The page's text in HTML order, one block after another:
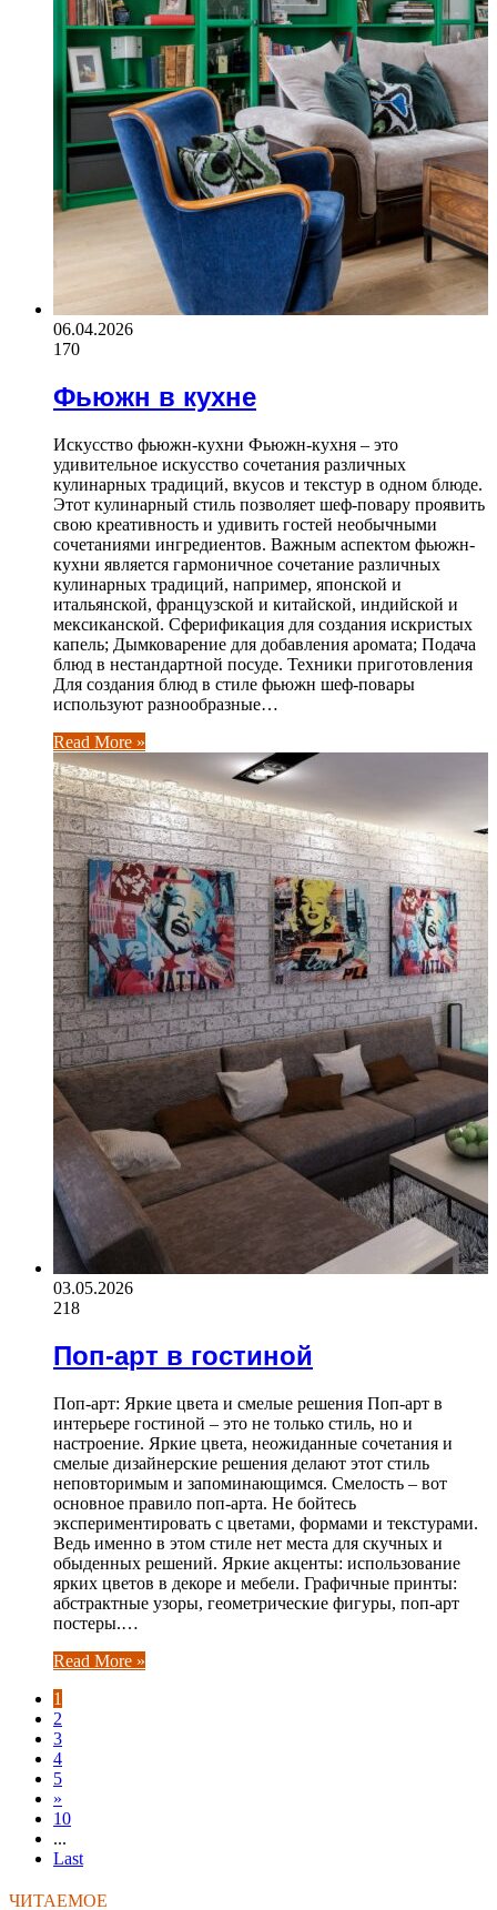
06.04.2026
170
Фьюжн в кухне
Искусство фьюжн-кухни Фьюжн-кухня – это
удивительное искусство сочетания различных
кулинарных традиций, вкусов и текстур в одном блюде.
Этот кулинарный стиль позволяет шеф-повару проявить
свою креативность и удивить гостей необычными
сочетаниями ингредиентов. Важным аспектом фьюжн-
кухни является гармоничное сочетание различных
кулинарных традиций, например, японской и
итальянской, французской и китайской, индийской и
мексиканской. Сферификация для создания искристых
капель; Дымковарение для добавления аромата; Подача
блюд в нестандартной посуде. Техники приготовления
Для создания блюд в стиле фьюжн шеф-повары
используют разнообразные…
Read More »
03.05.2026
218
Поп-арт в гостиной
Поп-арт: Яркие цвета и смелые решения Поп-арт в
интерьере гостиной – это не только стиль, но и
настроение. Яркие цвета, неожиданные сочетания и
смелые дизайнерские решения делают этот стиль
неповторимым и запоминающимся. Смелость – вот
основное правило поп-арта. Не бойтесь
экспериментировать с цветами, формами и текстурами.
Ведь именно в этом стиле нет места для скучных и
обыденных решений. Яркие акценты: использование
ярких цветов в декоре и мебели. Графичные принты:
абстрактные узоры, геометрические фигуры, поп-арт
постеры.…
Read More »
1
2
3
4
5
»
10
...
Last
ЧИТАЕМОЕ